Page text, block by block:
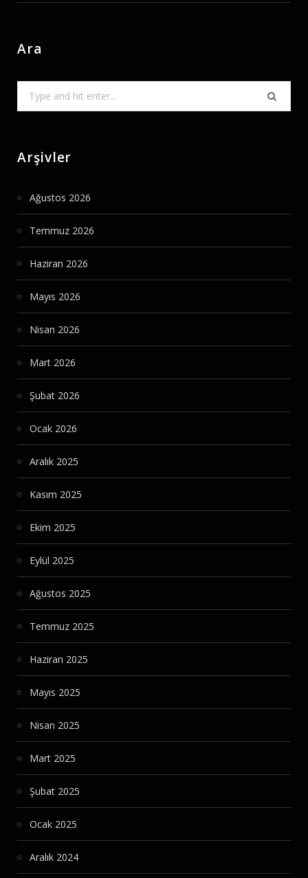
Ara
Arşivler
Ağustos 2026
Temmuz 2026
Haziran 2026
Mayıs 2026
Nisan 2026
Mart 2026
Şubat 2026
Ocak 2026
Aralık 2025
Kasım 2025
Ekim 2025
Eylül 2025
Ağustos 2025
Temmuz 2025
Haziran 2025
Mayıs 2025
Nisan 2025
Mart 2025
Şubat 2025
Ocak 2025
Aralık 2024